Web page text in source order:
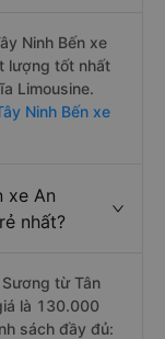
Ninh Bến xe
lượng tốt nhất
Limousine.
Ninh Bến xe
xe An
nhất?
từ Tân
là 130.000
sách đầy đủ: